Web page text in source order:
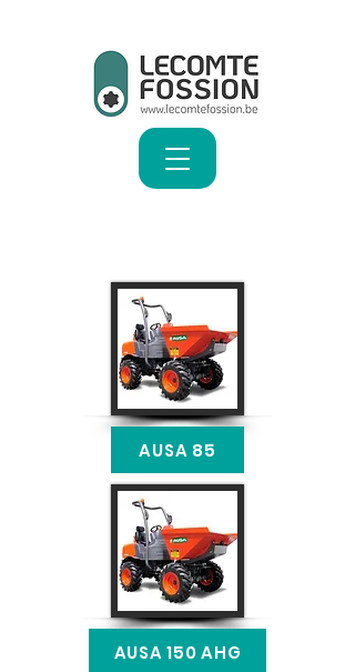
AUSA 85
AUSA 150 AHG